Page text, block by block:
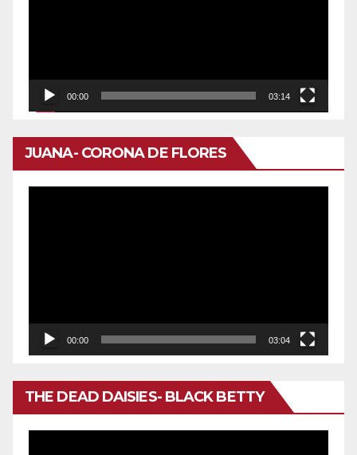
00:00 03:14
JUANA- CORONA DE FLORES
00:00 03:04
THE DEAD DAISIES- BLACK BETTY